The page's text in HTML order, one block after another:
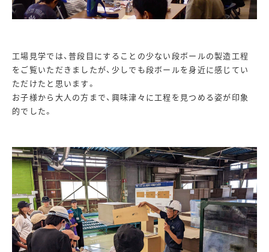
工場見学では、普段目にすることの少ない段ボールの製造工程
をご覧いただきましたが、少しでも段ボールを身近に感じてい
ただけたと思います。
お子様から大人の方まで、興味津々に工程を見つめる姿が印象
的でした。